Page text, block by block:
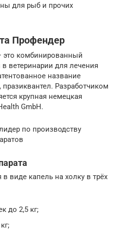
для рыб и прочих
Профендер
это комбинированный
ветеринарии для лечения
название
Разработчиком
крупная немецкая
GmbH.
по производству
виде капель на холку в трёх
до 2,5 кг;